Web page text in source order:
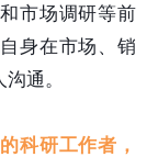
市场调研等前
身在市场、销
通。
科研工作者，